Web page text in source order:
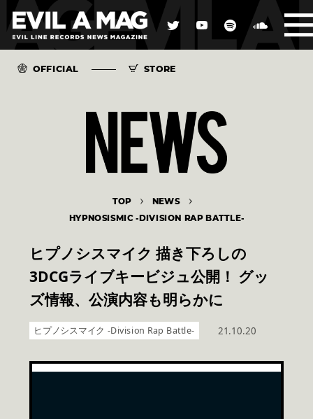
OFFICIAL STORE
TOP NEWS
HYPNOSISMIC -DIVISION RAP BATTLE-
ヒプノシスマイク 描き下ろしの
3DCGライブキービジュ公開！ グッ
ズ情報、公演内容も明らかに
ヒプノシスマイク -Division Rap Battle- 21.10.20